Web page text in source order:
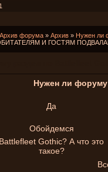
1
Архив форума » Архив » Нужен ли
И ГОСТЯМ
Нужен ли
Да
Обойдемся
Battlefleet Gothic? А что это
такое?